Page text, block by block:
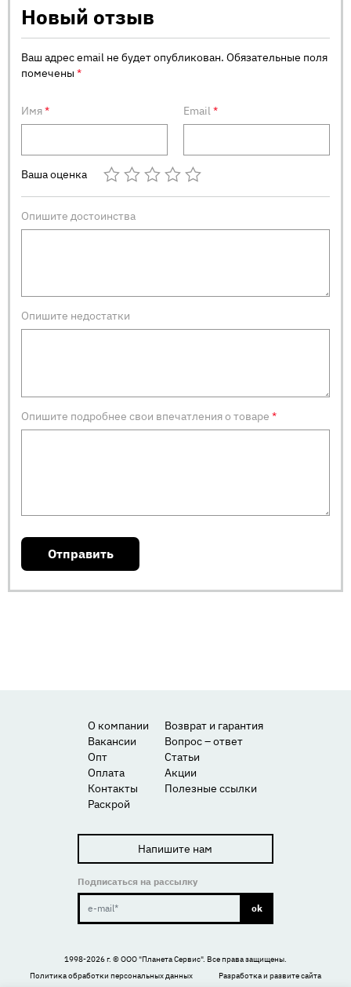
Новый отзыв
Ваш адрес email не будет опубликован. Обязательные поля
помечены*
Имя* Email*
Ваша оценка
Опишите достоинства
Опишите недостатки
Опишите подробнее свои впечатления о товаре*
О компании
Вакансии
Опт
Оплата
Контакты
Раскрой
Возврат и гарантия
Вопрос – ответ
Статьи
Акции
Полезные ссылки
Напишите нам
Подписаться на рассылку
ok
1998-2026 г. ©ООО "Планета Сервис". Все права защищены.
Политика обработки персональных данных
Разработка и развите сайта